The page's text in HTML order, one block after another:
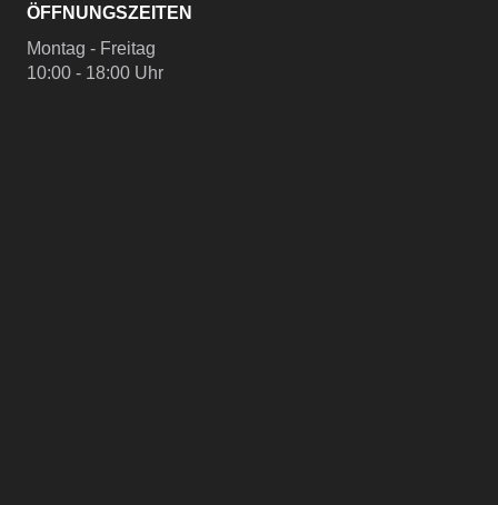
ÖFFNUNGSZEITEN
Montag - Freitag
10:00 - 18:00 Uhr